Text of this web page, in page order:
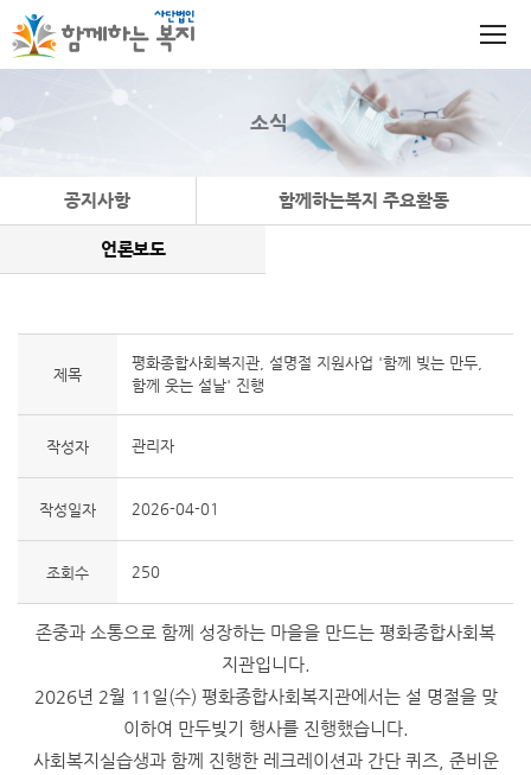
소식
공지사항 함께하는복지 주요활동
언론보도
제목
평화종합사회복지관, 설명절 지원사업 '함께 빚는 만두,
함께 웃는 설날' 진행
작성자 관리자
작성일자 2026-04-01
조회수 250
존중과 소통으로 함께 성장하는 마을을 만드는 평화종합사회복
지관입니다.
2026년 2월 11일(수) 평화종합사회복지관에서는 설 명절을 맞
이하여 만두빚기 행사를 진행했습니다.
사회복지실습생과 함께 진행한 레크레이션과 간단 퀴즈, 준비운